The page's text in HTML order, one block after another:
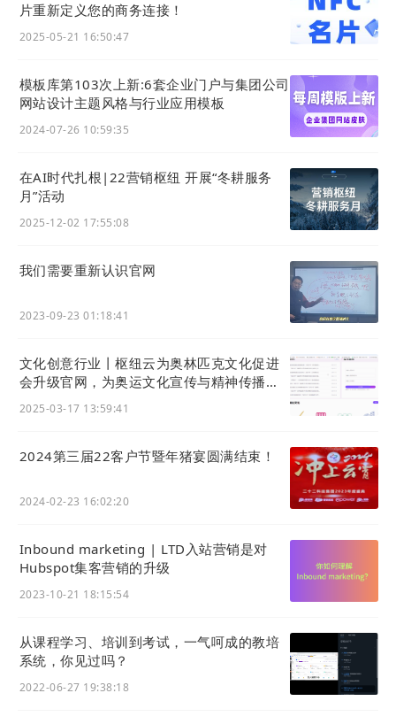
片重新定义您的商务连接！
2025-05-21 16:50:47
模板库第103次上新:6套企业门户与集团公司
网站设计主题风格与行业应用模板
2024-07-26 10:59:35
在AI时代扎根|22营销枢纽 开展“冬耕服务
月”活动
2025-12-02 17:55:08
我们需要重新认识官网
2023-09-23 01:18:41
文化创意行业丨枢纽云为奥林匹克文化促进
会升级官网，为奥运文化宣传与精神传播加
2025-03-17 13:59:41
2024第三届22客户节暨年猪宴圆满结束！
2024-02-23 16:02:20
Inbound marketing | LTD入站营销是对
Hubspot集客营销的升级
2023-10-21 18:15:54
从课程学习、培训到考试，一气呵成的教培
系统，你见过吗？
2022-06-27 19:38:18